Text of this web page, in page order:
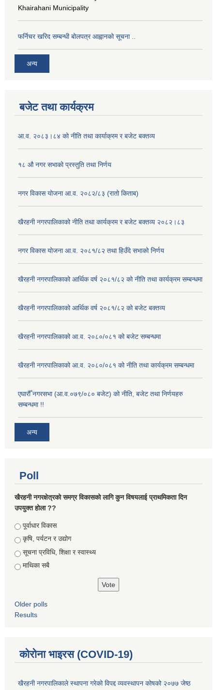
Khairahani Municipality
फर्निचर खरिद सम्बन्धी बोलपत्र आह्वानको सूचना ..
अन्य
बजेट तथा कार्यक्रम
आ.व. २०८३।८४ को नीति तथा कार्याक्रम र बजेट बक्तव्य
१८ औ नगर सभाको प्रस्तुति तथा निर्णय
नगर विकास योजना आ.व. २०८२/८३ (रातो किताब)
खैरहनी नगरपालिकाको नीति तथा कार्यक्रम र बजेट बक्तव्य २०८२।८३
नगर विकास योजना आ.व. २०८१/८२ तथा हिउँदे सभाको निर्णय
खैरहनी नगरपालिकाको आर्थिक वर्ष २०८१/८२ को नीति तथा कार्यक्रम सम्बन्धमा
खैरहनी नगरपालिकाको आर्थिक वर्ष २०८१/८२ को बजेट बक्तव्य
खैरहनी नगरपालिकाको आ.व. २०८०/०८१ को बजेट सम्बन्धमा
खैरहनी नगरपालिकाको आ.व. २०८०/०८१ को नीति तथा कार्यक्रम सम्बन्धमा
एघारौँ नगरसभा (आ.व.०७९/०८० बजेट) को नीति, बजेट तथा निर्णयहरु
सम्बन्धमा !!
अन्य
Poll
खैरहनी नगरक्षेत्रको समग्र विकासको लागि कुन विषयलाई प्राथमिकता दिन
उपयुक्त होला ??
Choices
पूर्वाधार विकास
कृषि, पर्यटन र उद्योग
सूचना प्रविधि, शिक्षा र स्वास्थ्य
माथिका सबै
Older polls
Results
कोरोना भाइरस (COVID-19)
खैरहनी नगरपालिकाले स्थापना गरेको विपद्द व्यवस्थापन कोषको २०७७ जेष्ठ